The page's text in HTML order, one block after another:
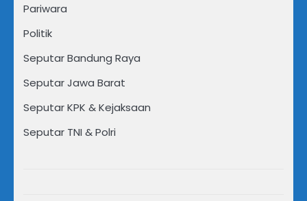
Pariwara
Politik
Seputar Bandung Raya
Seputar Jawa Barat
Seputar KPK & Kejaksaan
Seputar TNI & Polri